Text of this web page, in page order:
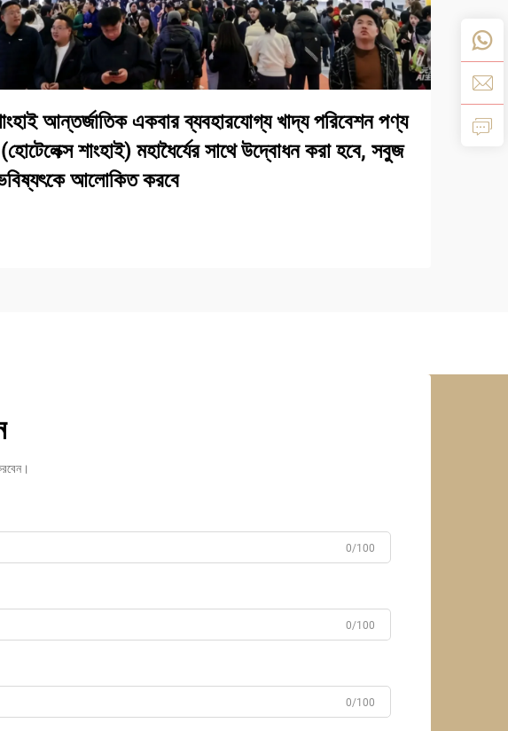
আন্তর্জাতিক একবার ব্যবহারযোগ্য খাদ্য পরিবেশন পণ্য
(হোটেলেক্স শাংহাই) মহাধৈর্যের সাথে উদ্বোধন করা হবে, সবুজ
আলোকিত করবে
0/100
0/100
0/100